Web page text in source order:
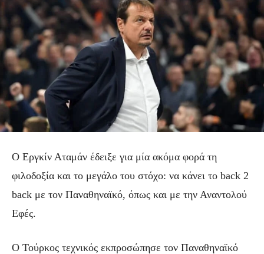
Ο Εργκίν Αταμάν έδειξε για μία ακόμα φορά τη
φιλοδοξία και το μεγάλο του στόχο: να κάνει το back 2
back με τον Παναθηναϊκό, όπως και με την Αναντολού
Εφές.
Ο Τούρκος τεχνικός εκπροσώπησε τον Παναθηναϊκό